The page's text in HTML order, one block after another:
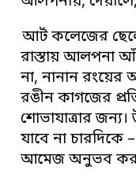
আর্ট কলেজের
রাস্তায় আলপনা
না, নানান রংয়ের
রঙীন কাগজের
শোভাযাত্রার
যাবে না
আমেজ অনুভব করা